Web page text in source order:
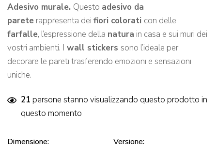
Adesivo murale. Questo adesivo da
parete rappresenta dei fiori colorati con delle
farfalle, l’espressione della natura in casa e sui muri dei
vostri ambienti. I wall stickers sono l’ideale per
decorare le pareti trasferendo emozioni e sensazioni
uniche.
21 persone stanno visualizzando questo prodotto in
questo momento
Dimensione: Versione: